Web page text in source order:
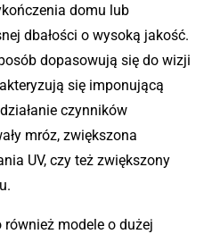
domu lub
dbałości o wysoką jakość.
dopasowują się do wizji
się imponującą
czynników
mróz, zwiększona
UV, czy też zwiększony
również modele o dużej